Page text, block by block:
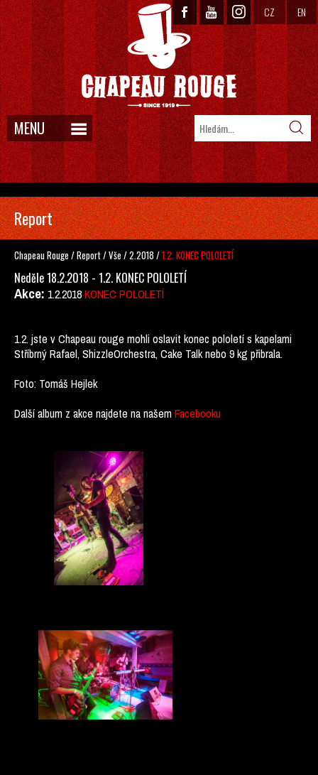
CZ EN
MENU
Report
Chapeau Rouge /Report/Vše /2.2018 /1.2. KONEC POLOLETÍ
Neděle 18.2.2018 - 1.2. KONEC POLOLETÍ
Akce: 1.2.2018KONEC POLOLETÍ
1.2. jste v Chapeau rouge mohli oslavit konec pololetí s kapelami
Stříbrný Rafael, ShizzleOrchestra, Cake Talk nebo 9 kg přibrala.
Foto: Tomáš Hejlek
Další album z akce najdete na našemFacebooku